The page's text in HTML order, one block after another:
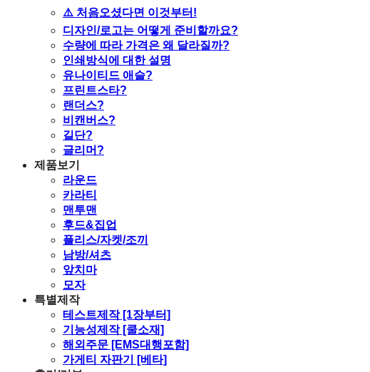
⚠️ 처음오셨다면 이것부터!
디자인/로고는 어떻게 준비할까요?
수량에 따라 가격은 왜 달라질까?
인쇄방식에 대한 설명
유나이티드 애슬?
프린트스타?
랜더스?
비캔버스?
길단?
글리머?
제품보기
라운드
카라티
맨투맨
후드&집업
플리스/자켓/조끼
남방/셔츠
앞치마
모자
특별제작
테스트제작 [1장부터]
기능성제작 [쿨소재]
해외주문 [EMS대행포함]
가게티 자판기 [베타]